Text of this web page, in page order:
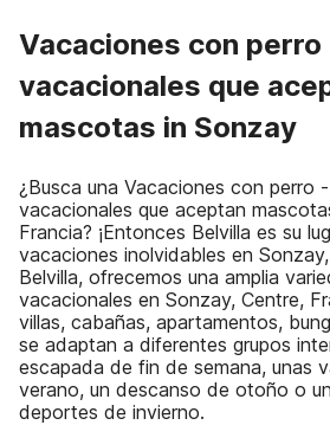
Vacaciones con
vacacionales que
mascotas in Sonzay
¿Busca una Vacaciones con perro -
vacacionales que aceptan
Francia? ¡Entonces Belvilla es su
vacaciones inolvidables en
Belvilla, ofrecemos una amplia
vacacionales en Sonzay, Centre,
villas, cabañas, apartamentos,
se adaptan a diferentes grupos
escapada de fin de semana, unas
verano, un descanso de otoño o
deportes de invierno.